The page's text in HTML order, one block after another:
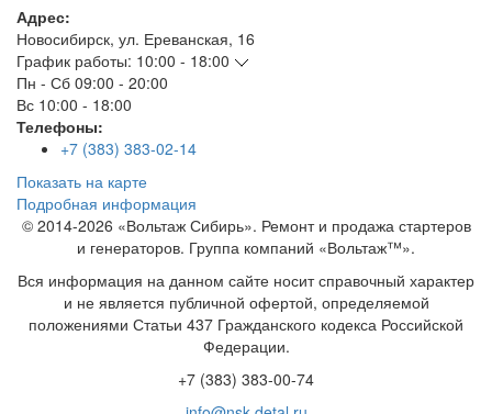
Адрес:
Новосибирск, ул. Ереванская, 16
График работы: 10:00 - 18:00
Пн - Сб 09:00 - 20:00
Вс 10:00 - 18:00
Телефоны:
+7 (383) 383-02-14
Показать на карте
Подробная информация
© 2014-2026 «Вольтаж Сибирь». Ремонт и продажа стартеров
и генераторов. Группа компаний «Вольтаж™».
Вся информация на данном сайте носит справочный характер
и не является публичной офертой, определяемой
положениями Статьи 437 Гражданского кодекса Российской
Федерации.
+7 (383) 383-00-74